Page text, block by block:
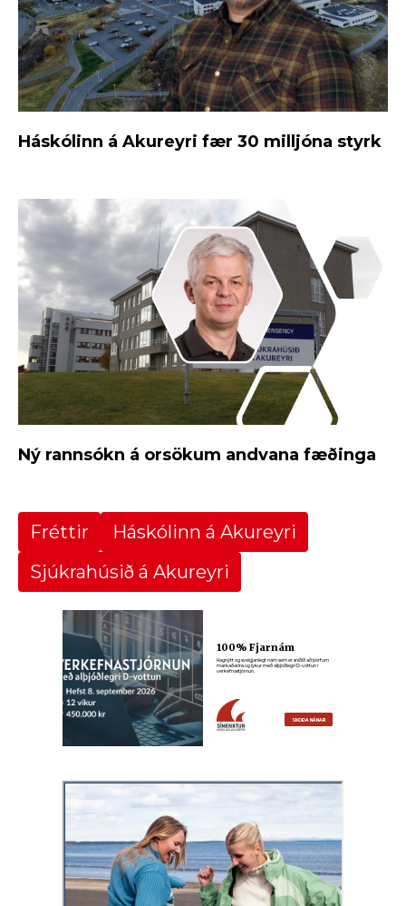
Háskólinn á Akureyri fær 30 milljóna styrk
Ný rannsókn á orsökum andvana fæðinga
Fréttir
Háskólinn á Akureyri
Sjúkrahúsið á Akureyri